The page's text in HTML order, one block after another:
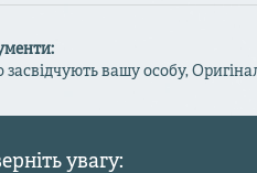
вашу особу,
увагу: